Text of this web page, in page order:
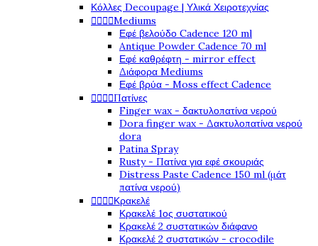
Κόλλες Decoupage | Υλικά Χειροτεχνίας
Mediums
Εφέ βελούδο Cadence 120 ml
Antique Powder Cadence 70 ml
Εφέ καθρέφτη - mirror effect
Διάφορα Mediums
Εφέ βρύα - Moss effect Cadence
Πατίνες
Finger wax - δακτυλοπατίνα νερού
Dora finger wax - Δακτυλοπατίνα νερού
dora
Patina Spray
Rusty - Πατίνα για εφέ σκουριάς
Distress Paste Cadence 150 ml (μάτ
πατίνα νερού)
Κρακελέ
Κρακελέ 1ος συστατικού
Κρακελέ 2 συστατικών διάφανο
Κρακελέ 2 συστατικών - crocodile